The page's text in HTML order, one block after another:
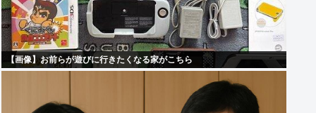
【画像】お前らが遊びに行きたくなる家がこちら